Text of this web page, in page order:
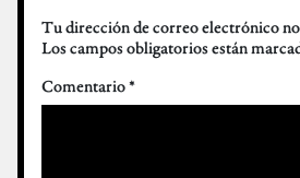
Tu dirección de correo electrónico
Los campos obligatorios están
Comentario*